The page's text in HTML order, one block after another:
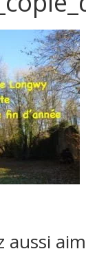
aussi